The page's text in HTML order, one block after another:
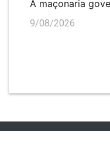
A maçonaria
9/08/2026